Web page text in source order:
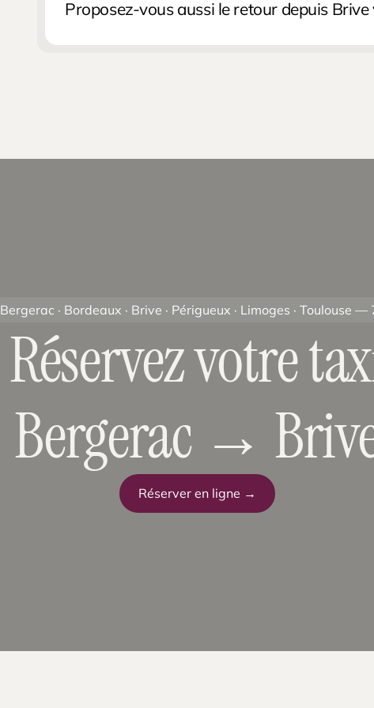
liaisons Paris-Orly et les vols charters saisonniers.
Proposez-vous aussi le retour depuis Brive
Bergerac · Bordeaux · Brive · Périgueux · Limoges · Toulouse —
Réservez votre
Bergerac →
Réserver en ligne →